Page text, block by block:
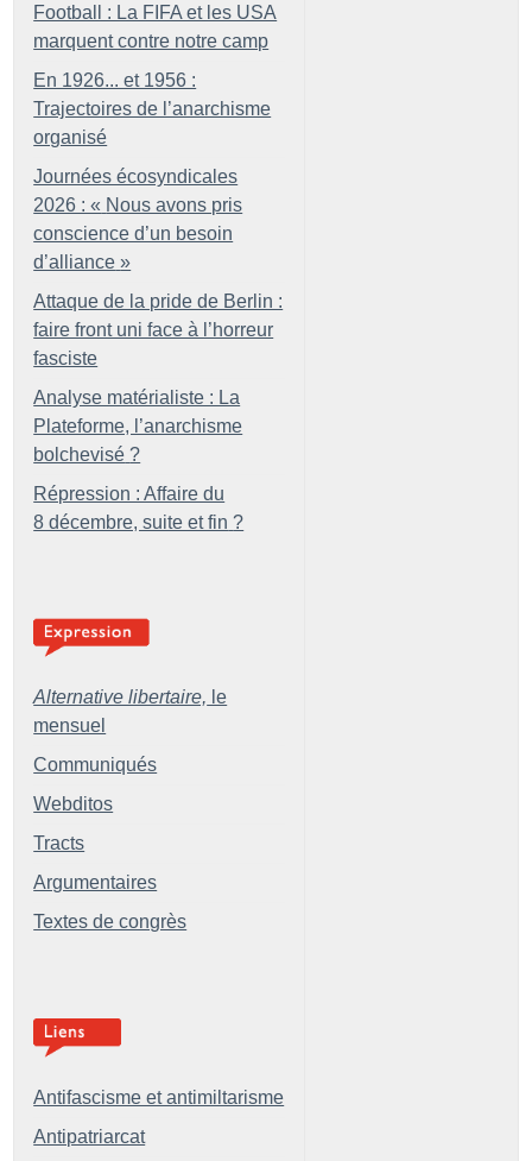
Football : La FIFA et les USA
marquent contre notre camp
En 1926... et 1956 :
Trajectoires de l’anarchisme
organisé
Journées écosyndicales
2026 : « Nous avons pris
conscience d’un besoin
d’alliance »
Attaque de la pride de Berlin :
faire front uni face à l’horreur
fasciste
Analyse matérialiste : La
Plateforme, l’anarchisme
bolchevisé ?
Répression : Affaire du
8 décembre, suite et fin ?
Alternative libertaire, le
mensuel
Communiqués
Webditos
Tracts
Argumentaires
Textes de congrès
Antifascisme et antimiltarisme
Antipatriarcat